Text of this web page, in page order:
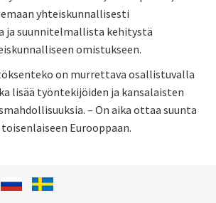
yhteiskunnallisesti
ja suunnitelmallista kehitystä
omistukseen.
on murrettava osallistuvalla
lisää työntekijöiden ja kansalaisten
– On aika ottaa suunta
Eurooppaan.